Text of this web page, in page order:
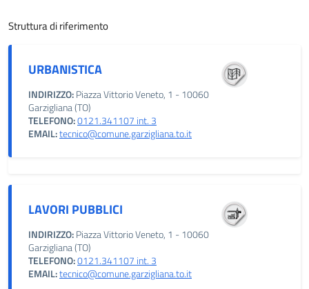
Struttura di riferimento
URBANISTICA
INDIRIZZO:Piazza Vittorio Veneto, 1 - 10060
Garzigliana (TO)
TELEFONO:0121.341107 int. 3
EMAIL:tecnico@comune.garzigliana.to.it
LAVORI PUBBLICI
INDIRIZZO:Piazza Vittorio Veneto, 1 - 10060
Garzigliana (TO)
TELEFONO:0121.341107 int. 3
EMAIL:tecnico@comune.garzigliana.to.it